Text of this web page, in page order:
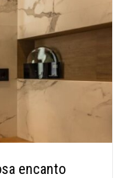
encanto